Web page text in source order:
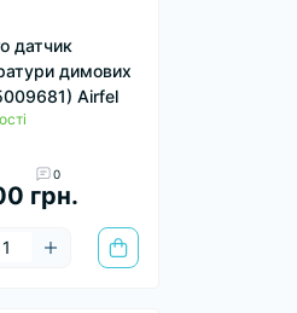
датчик
димових
Airfel
0
грн.